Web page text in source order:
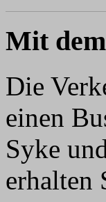
Mit
Die
einen
Syke
erhalten